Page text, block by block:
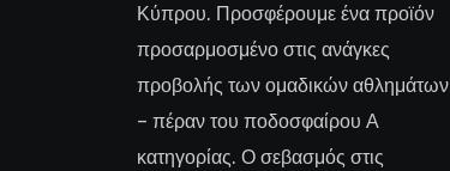
Κύπρου. Προσφέρουμε ένα προϊόν
προσαρμοσμένο στις ανάγκες
προβολής των ομαδικών αθλημάτων
– πέραν του ποδοσφαίρου Α
κατηγορίας. Ο σεβασμός στις